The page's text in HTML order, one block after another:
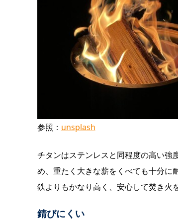
参照： unsplash
チタンはステンレスと同程度の高い強
め、重たく大きな薪をくべても十分に
鉄よりもかなり高く、安心して焚き火
錆びにくい